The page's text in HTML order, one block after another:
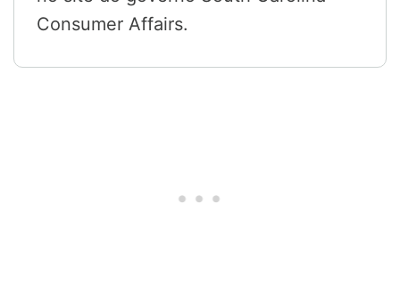
Consumer Affairs.